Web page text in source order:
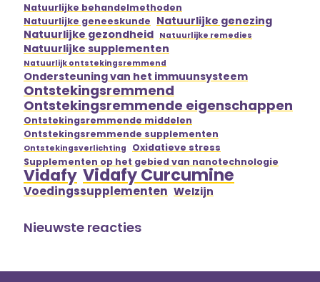
Natuurlijke behandelmethoden
Natuurlijke geneeskunde Natuurlijke genezing
Natuurlijke gezondheid Natuurlijke remedies
Natuurlijke supplementen
Natuurlijk ontstekingsremmend
Ondersteuning van het immuunsysteem
Ontstekingsremmend
Ontstekingsremmende eigenschappen
Ontstekingsremmende middelen
Ontstekingsremmende supplementen
Ontstekingsverlichting
Oxidatieve stress
Supplementen op het gebied van nanotechnologie
Vidafy Vidafy Curcumine
Voedingssupplementen Welzijn
Nieuwste reacties